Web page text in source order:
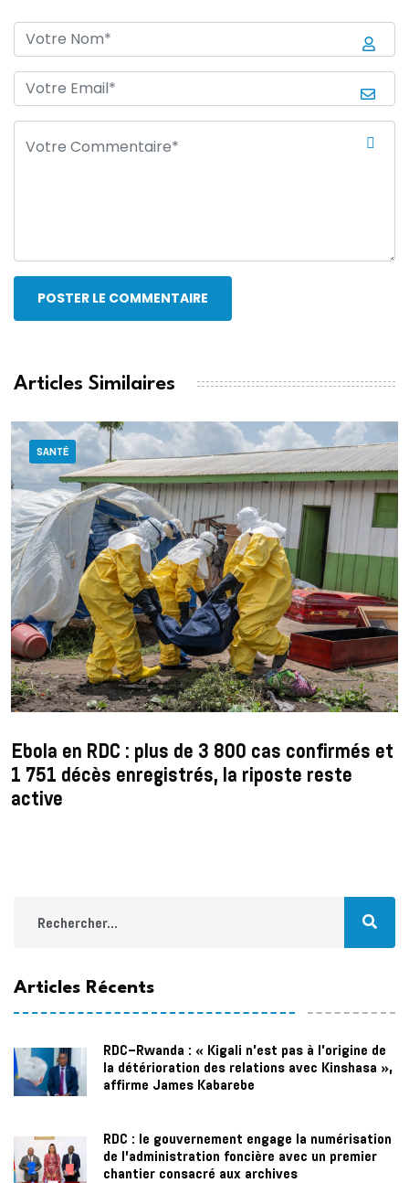
POSTER LE COMMENTAIRE
Articles Similaires
SANTÉ
Ebola en RDC : plus de 3 800 cas confirmés et
1 751 décès enregistrés, la riposte reste
active
Articles Récents
RDC–Rwanda : « Kigali n'est pas à l'origine de
la détérioration des relations avec Kinshasa »,
affirme James Kabarebe
RDC : le gouvernement engage la numérisation
de l’administration foncière avec un premier
chantier consacré aux archives